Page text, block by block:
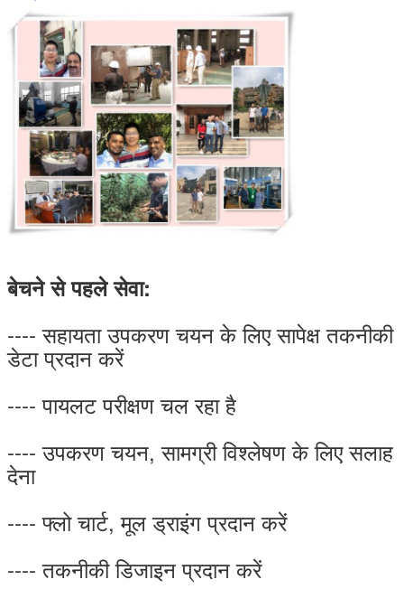
बेचने से पहले सेवा:
---- सहायता उपकरण चयन के लिए सापेक्ष तकनीकी
डेटा प्रदान करें
---- पायलट परीक्षण चल रहा है
---- उपकरण चयन, सामग्री विश्लेषण के लिए सलाह
देना
---- फ्लो चार्ट, मूल ड्राइंग प्रदान करें
---- तकनीकी डिजाइन प्रदान करें